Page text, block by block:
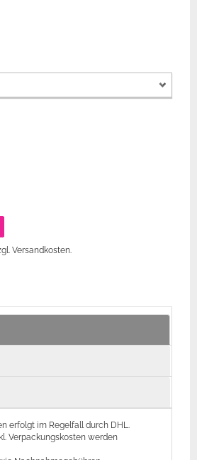
Versandkosten.
erfolgt im Regelfall durch DHL.
Verpackungskosten werden